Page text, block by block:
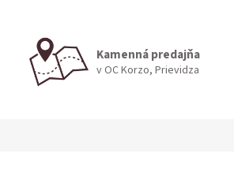
Kamenná predajňa
v OC Korzo, Prievidza